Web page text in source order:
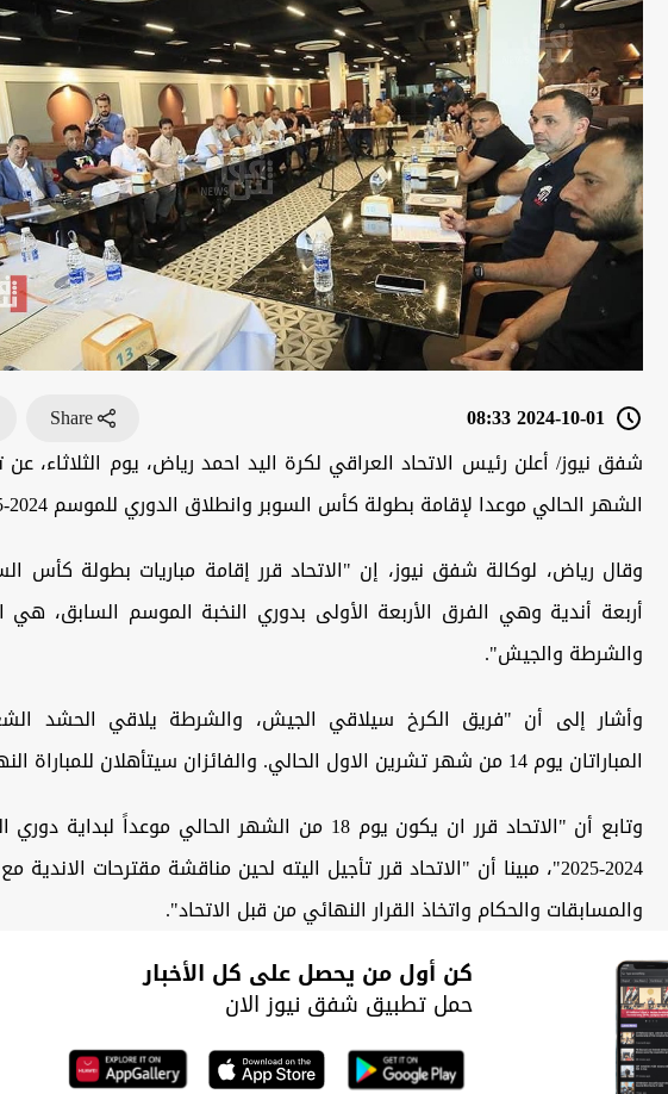
2024-10-01 08:33
Share
شفق نيوز/ أعلن رئيس الاتحاد العراقي لكرة اليد احمد رياض، يوم الثلاثاء،
الشهر الحالي موعدا لإقامة بطولة كأس السوبر وانطلاق الدوري للموسم 2024-2025.
وقال رياض، لوكالة شفق نيوز، إن "الاتحاد قرر إقامة مباريات بطولة كأس
أربعة أندية وهي الفرق الأربعة الأولى بدوري النخبة الموسم السابق، هي
والشرطة والجيش".
وأشار إلى أن "فريق الكرخ سيلاقي الجيش، والشرطة يلاقي الحشد
المباراتان يوم 14 من شهر تشرين الاول الحالي. والفائزان سيتأهلان للمباراة النهائية".
وتابع أن "الاتحاد قرر ان يكون يوم 18 من الشهر الحالي موعداً
2024-2025"، مبينا أن "الاتحاد قرر تأجيل اليته لحين مناقشة مقترحات الاندية
والمسابقات والحكام واتخاذ القرار النهائي من قبل الاتحاد".
كن أول من يحصل على كل الأخبار
حمل تطبيق شفق نيوز الان